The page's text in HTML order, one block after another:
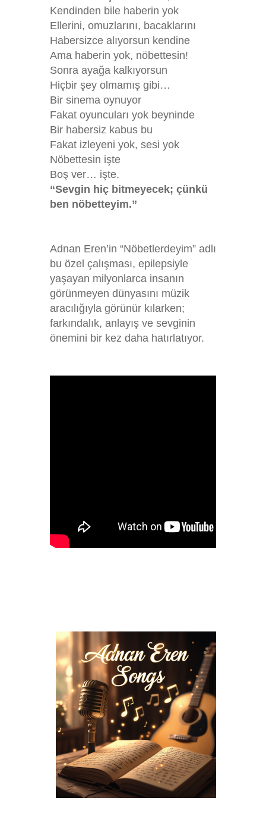
Kendinden bile haberin yok
Ellerini, omuzlarını, bacaklarını
Habersizce alıyorsun kendine
Ama haberin yok, nöbettesin!
Sonra ayağa kalkıyorsun
Hiçbir şey olmamış gibi…
Bir sinema oynuyor
Fakat oyuncuları yok beyninde
Bir habersiz kabus bu
Fakat izleyeni yok, sesi yok
Nöbettesin işte
Boş ver… işte.
“Sevgin hiç bitmeyecek; çünkü
ben nöbetteyim.”
Adnan Eren’in “Nöbetlerdeyim” adlı
bu özel çalışması, epilepsiyle
yaşayan milyonlarca insanın
görünmeyen dünyasını müzik
aracılığıyla görünür kılarken;
farkındalık, anlayış ve sevginin
önemini bir kez daha hatırlatıyor.